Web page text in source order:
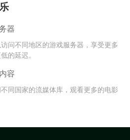
器
问不同地区的游戏服务器，享受更多
的延迟。
容
同国家的流媒体库，观看更多的电影